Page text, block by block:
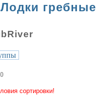
Лодки гребные
0
сортировки!